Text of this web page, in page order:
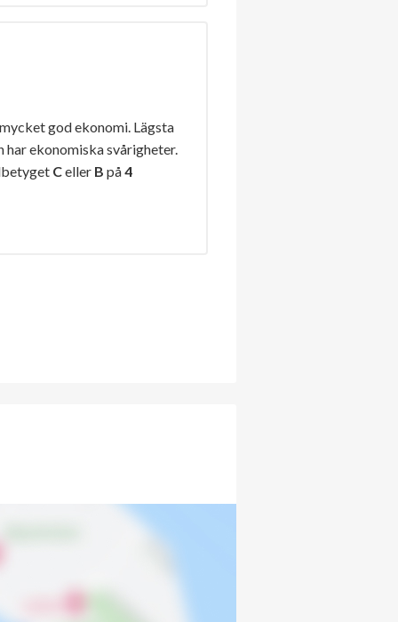
god ekonomi. Lägsta
ekonomiska svårigheter.
Celler B på4